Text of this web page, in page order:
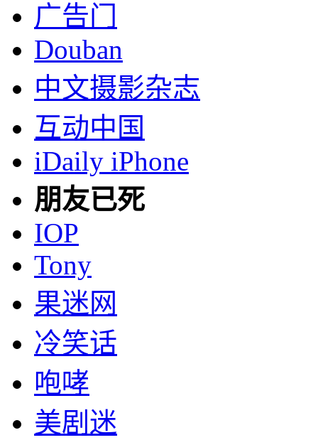
广告门
Douban
中文摄影杂志
互动中国
iDaily iPhone
朋友已死
IOP
Tony
果迷网
冷笑话
咆哮
美剧迷